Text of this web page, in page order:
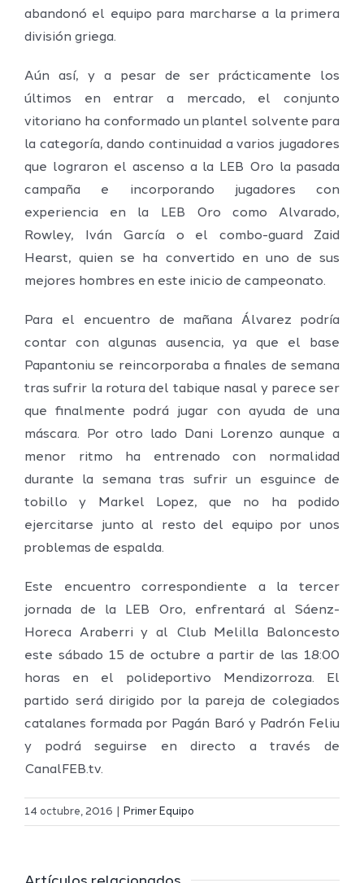
abandonó el equipo para marcharse a la primera
división griega.
Aún así, y a pesar de ser prácticamente los
últimos en entrar a mercado, el conjunto
vitoriano ha conformado un plantel solvente para
la categoría, dando continuidad a varios jugadores
que lograron el ascenso a la LEB Oro la pasada
campaña e incorporando jugadores con
experiencia en la LEB Oro como Alvarado,
Rowley, Iván García o el combo-guard Zaid
Hearst, quien se ha convertido en uno de sus
mejores hombres en este inicio de campeonato.
Para el encuentro de mañana Álvarez podría
contar con algunas ausencia, ya que el base
Papantoniu se reincorporaba a finales de semana
tras sufrir la rotura del tabique nasal y parece ser
que finalmente podrá jugar con ayuda de una
máscara. Por otro lado Dani Lorenzo aunque a
menor ritmo ha entrenado con normalidad
durante la semana tras sufrir un esguince de
tobillo y Markel Lopez, que no ha podido
ejercitarse junto al resto del equipo por unos
problemas de espalda.
Este encuentro correspondiente a la tercer
jornada de la LEB Oro, enfrentará al Sáenz-
Horeca Araberri y al Club Melilla Baloncesto
este sábado 15 de octubre a partir de las 18:00
horas en el polideportivo Mendizorroza. El
partido será dirigido por la pareja de colegiados
catalanes formada por Pagán Baró y Padrón Feliu
y podrá seguirse en directo a través de
CanalFEB.tv.
14 octubre, 2016 Primer Equipo
El Melilla
del